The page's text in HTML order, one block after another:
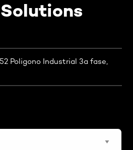
Poligono Industrial 3a fase,